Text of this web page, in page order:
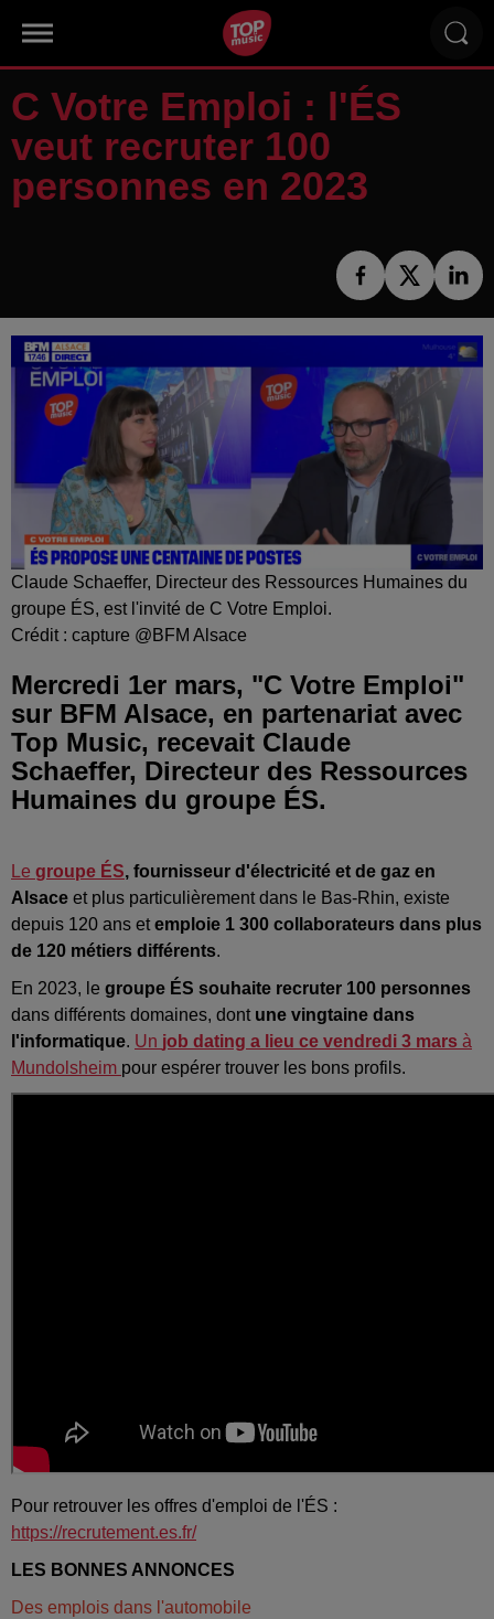
C Votre Emploi : l'ÉS
veut recruter 100
personnes en 2023
Claude Schaeffer, Directeur des Ressources Humaines du
groupe ÉS, est l'invité de C Votre Emploi.
Crédit : capture @BFM Alsace
Mercredi 1er mars, "C Votre Emploi"
sur BFM Alsace, en partenariat avec
Top Music, recevait Claude
Schaeffer, Directeur des Ressources
Humaines du groupe ÉS.
Le groupe ÉS, fournisseur d'électricité et de gaz en
Alsace et plus particulièrement dans le Bas-Rhin, existe
depuis 120 ans etemploie 1 300 collaborateurs dans plus
de 120 métiers différents.
En 2023, le groupe ÉS souhaite recruter 100 personnes
dans différents domaines, dont une vingtaine dans
l'informatique. Un job dating a lieu ce vendredi 3 mars à
Mundolsheim pour espérer trouver les bons profils.
Pour retrouver les offres d'emploi de l'ÉS :
https://recrutement.es.fr/
LES BONNES ANNONCES
Des emplois dans l'automobile